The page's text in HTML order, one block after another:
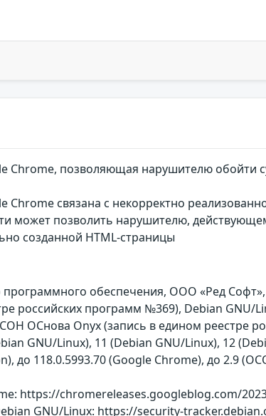
Chrome, позволяющая нарушителю обойти
связана с некорректно
может позволить нарушителю,
созданной HTML-страницы
обеспечения, ООО «Ред
российских программ №369), Debian GNU/
ОСнова Оnyx (запись в едином реестре
GNU/Linux), 11 (Debian GNU/Linux), 12
до 118.0.5993.70 (Google Chrome), до 2.9
https://chromereleases.googleblog.com/
GNU/Linux: https://security-